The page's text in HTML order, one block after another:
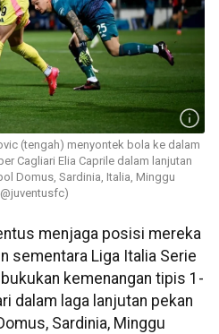
(tengah) menyontek bola ke dalam
Cagliari Elia Caprile dalam lanjutan
Domus, Sardinia, Italia, Minggu
menjaga posisi mereka
sementara Liga Italia Serie
kemenangan tipis 1-
dalam laga lanjutan pekan
Sardinia, Minggu